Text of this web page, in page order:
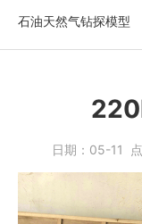
石油天然气钻探模型
日期： 05-11